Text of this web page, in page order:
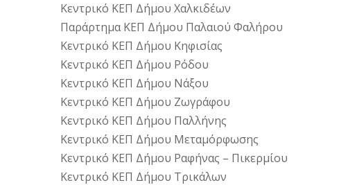
Κεντρικό ΚΕΠ Δήμου Χαλκιδέων
Παράρτημα ΚΕΠ Δήμου Παλαιού Φαλήρου
Κεντρικό ΚΕΠ Δήμου Κηφισίας
Κεντρικό ΚΕΠ Δήμου Ρόδου
Κεντρικό ΚΕΠ Δήμου Νάξου
Κεντρικό ΚΕΠ Δήμου Ζωγράφου
Κεντρικό ΚΕΠ Δήμου Παλλήνης
Κεντρικό ΚΕΠ Δήμου Μεταμόρφωσης
Κεντρικό ΚΕΠ Δήμου Ραφήνας – Πικερμίου
Κεντρικό ΚΕΠ Δήμου Τρικάλων